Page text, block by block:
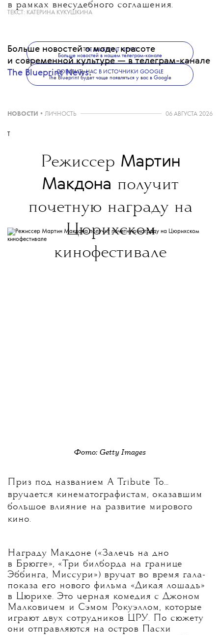
в рамках внесудебного соглашения.
Больше новостей о моде, красоте
и современной культуре — в телеграм-канале
The Blueprint News.
ТЕКСТ: КАТЕРИНА КУКУШКИНА
THE BLUEPRINT NEWS
Больше новостей в нашем телеграм-канале
ДОБАВИТЬ НАС В ИСТОЧНИКИ GOOGLE
The Blueprint будет чаще появляться у вас в Google
НОВОСТИ • ЛИЧНОСТЬ 06 АВГУСТА 2026
T
Режиссер Мартин
Макдона получит
почетную награду на
Цюрихском
кинофестивале
Фото: Getty Images
Приз под названием A Tribute To...
вручается кинематографистам, оказавшим
большое влияние на развитие мирового
кино.
Награду Макдоне («Залечь на дно
в Брюгге», «Три билборда на границе
Эббинга, Миссури») вручат во время гала-
показа его нового фильма «Дикая лошадь»
в Цюрихе. Это черная комедия с Джоном
Малковичем и Сэмом Рокуэллом, которые
играют двух сотрудников ЦРУ. По сюжету
они отправляются на остров Пасхи